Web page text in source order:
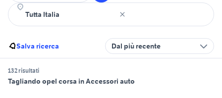
Salva ricerca Dal più recente
132 risultati
Tagliando opel corsa in Accessori auto